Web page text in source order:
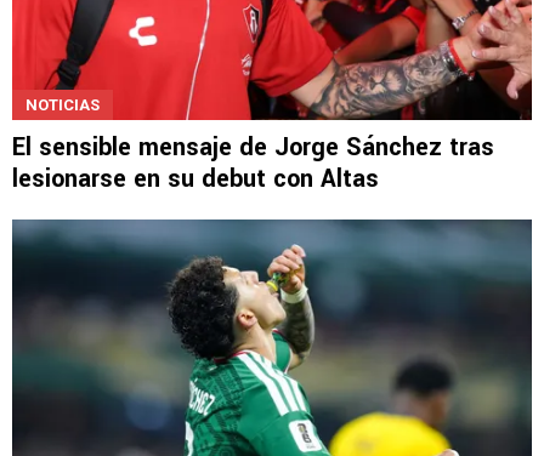
NOTICIAS
El sensible mensaje de Jorge Sánchez tras
lesionarse en su debut con Altas